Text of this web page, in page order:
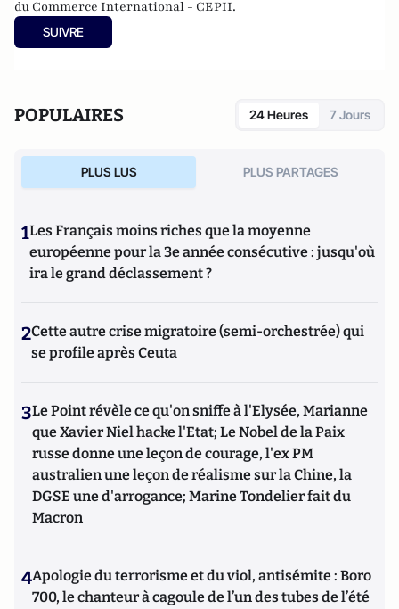
du Commerce International - CEPII.
SUIVRE
POPULAIRES 24 Heures 7 Jours
PLUS LUS PLUS PARTAGES
1Les Français moins riches que la moyenne
européenne pour la 3e année consécutive : jusqu'où
ira le grand déclassement ?
2Cette autre crise migratoire (semi-orchestrée) qui
se profile après Ceuta
3Le Point révèle ce qu'on sniffe à l'Elysée, Marianne
que Xavier Niel hacke l'Etat; Le Nobel de la Paix
russe donne une leçon de courage, l'ex PM
australien une leçon de réalisme sur la Chine, la
DGSE une d'arrogance; Marine Tondelier fait du
Macron
4Apologie du terrorisme et du viol, antisémite : Boro
700, le chanteur à cagoule de l’un des tubes de l’été